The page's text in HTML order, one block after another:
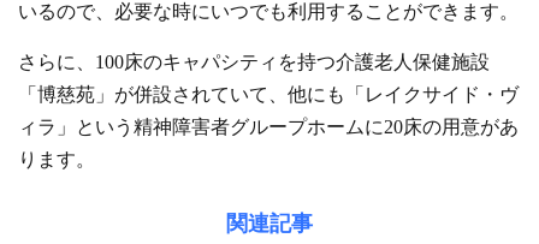
いるので、必要な時にいつでも利用することができます。
さらに、100床のキャパシティを持つ介護老人保健施設
「博慈苑」が併設されていて、他にも「レイクサイド・ヴ
ィラ」という精神障害者グループホームに20床の用意があ
ります。
関連記事